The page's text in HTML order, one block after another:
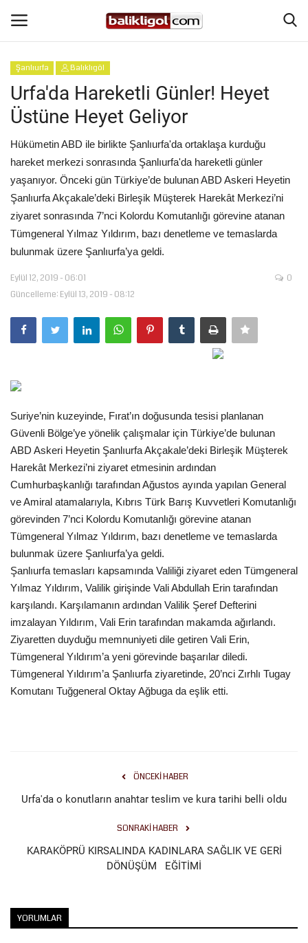
Giriş Yap
Anasayfa
Köşe Yazıları
Şanlıurfa
Eğitim
Spor
Gündem
Galeriler
Siyaset
Künye
Yaşam
İletişim
Sağlık
Kültür Sanat
Şanlıurfa Balıklıgöl
Urfa'da Hareketli Günler! Heyet
Üstüne Heyet Geliyor
Hükümetin ABD ile birlikte Şanlıurfa'da ortaklaşa kurduğu
hareket merkezi sonrasında Şanlıurfa'da hareketli günler
yaşanıyor. Önceki gün Türkiye’de bulunan ABD Askeri Heyetin
Şanlıurfa Akçakale’deki Birleşik Müşterek Harekât Merkezi’ni
ziyaret sonrasında 7’nci Kolordu Komutanlığı görevine atanan
Tümgeneral Yılmaz Yıldırım, bazı denetleme ve temaslarda
bulunmak üzere Şanlıurfa’ya geldi.
Eylül 12, 2019 - 06:01
Güncelleme: Eylül 13, 2019 - 08:12
0
Suriye’nin kuzeyinde, Fırat’ın doğusunda tesisi planlanan
Güvenli Bölge’ye yönelik çalışmalar için Türkiye’de bulunan
ABD Askeri Heyetin Şanlıurfa Akçakale’deki Birleşik Müşterek
Harekât Merkezi’ni ziyaret etmesinin ardından
Cumhurbaşkanlığı tarafından Ağustos ayında yapılan General
ve Amiral atamalarıyla, Kıbrıs Türk Barış Kuvvetleri Komutanlığı
görevinden 7’nci Kolordu Komutanlığı görevine atanan
Tümgeneral Yılmaz Yıldırım, bazı denetleme ve temaslarda
bulunmak üzere Şanlıurfa’ya geldi.
Şanlıurfa temasları kapsamında Valiliği ziyaret eden Tümgeneral
Yılmaz Yıldırım, Valilik girişinde Vali Abdullah Erin tarafından
karşılandı. Karşılamanın ardından Valilik Şeref Defterini
imzalayan Yıldırım, Vali Erin tarafından makamda ağırlandı.
Ziyaretten duyduğu memnuniyeti dile getiren Vali Erin,
Tümgeneral Yıldırım’a yeni görevinde başarılar diledi.
Tümgeneral Yıldırım’a Şanlıurfa ziyaretinde, 20’nci Zırhlı Tugay
Komutanı Tuğgeneral Oktay Ağbuga da eşlik etti.
ÖNCEKI HABER
Urfa'da o konutların anahtar teslim ve kura tarihi belli oldu
SONRAKI HABER
KARAKÖPRÜ KIRSALINDA KADINLARA SAĞLIK VE GERİ
DÖNÜŞÜM EĞİTİMİ
YORUMLAR